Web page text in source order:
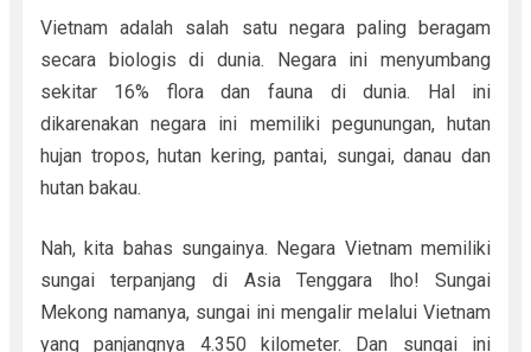
Vietnam adalah salah satu negara paling beragam
secara biologis di dunia. Negara ini menyumbang
sekitar 16% flora dan fauna di dunia. Hal ini
dikarenakan negara ini memiliki pegunungan, hutan
hujan tropos, hutan kering, pantai, sungai, danau dan
hutan bakau.
Nah, kita bahas sungainya. Negara Vietnam memiliki
sungai terpanjang di Asia Tenggara lho! Sungai
Mekong namanya, sungai ini mengalir melalui Vietnam
yang panjangnya 4.350 kilometer. Dan sungai ini